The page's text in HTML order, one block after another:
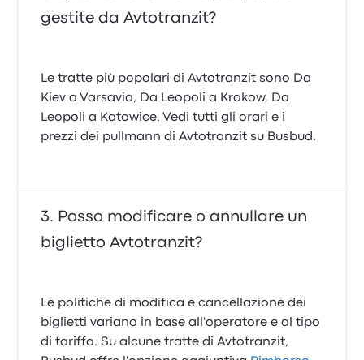
gestite da Avtotranzit?
Le tratte più popolari di Avtotranzit sono Da
Kiev a Varsavia, Da Leopoli a Krakow, Da
Leopoli a Katowice. Vedi tutti gli orari e i
prezzi dei pullmann di Avtotranzit su Busbud.
Posso modificare o annullare un
biglietto Avtotranzit?
Le politiche di modifica e cancellazione dei
biglietti variano in base all'operatore e al tipo
di tariffa. Su alcune tratte di Avtotranzit,